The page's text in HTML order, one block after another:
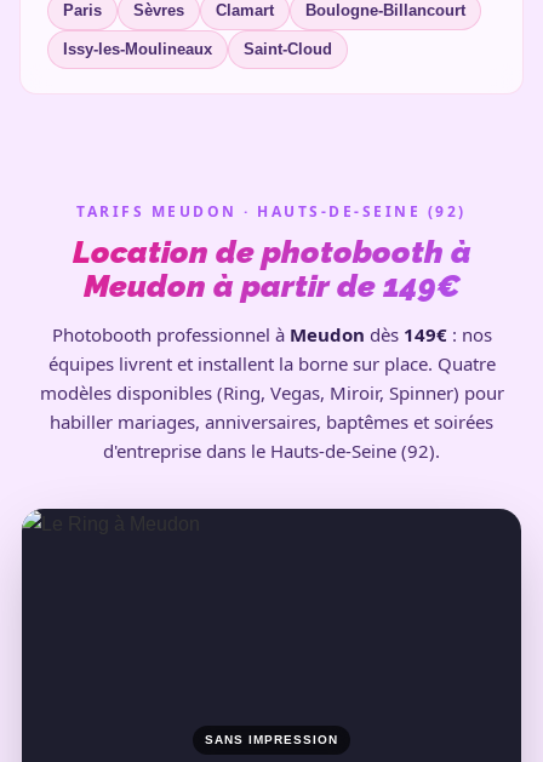
Paris Sèvres Clamart Boulogne-Billancourt
Issy-les-Moulineaux Saint-Cloud
TARIFS MEUDON · HAUTS-DE-SEINE (92)
Location de photobooth à
Meudon à partir de 149€
Photobooth professionnel à Meudon dès 149€: nos
équipes livrent et installent la borne sur place. Quatre
modèles disponibles (Ring, Vegas, Miroir, Spinner) pour
habiller mariages, anniversaires, baptêmes et soirées
d'entreprise dans le Hauts-de-Seine (92).
SANS IMPRESSION